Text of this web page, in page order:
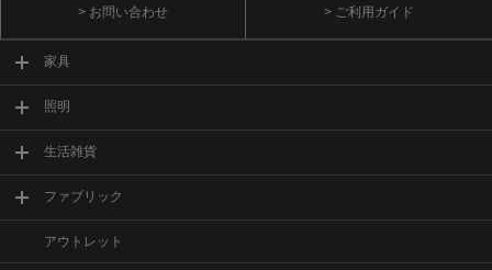
> お問い合わせ > ご利用ガイド
家具
照明
生活雑貨
ファブリック
アウトレット